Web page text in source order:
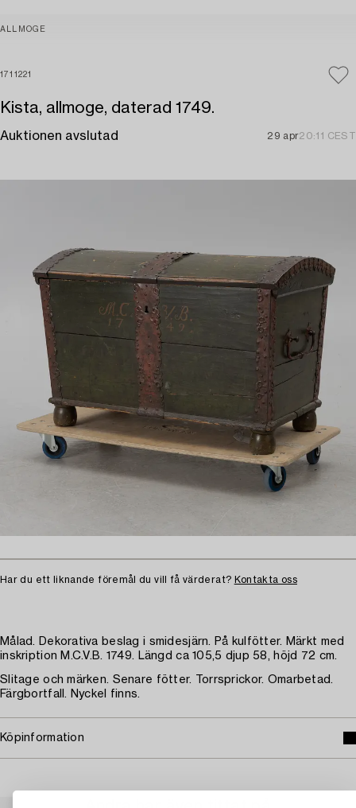
ALLMOGE
1711221
Kista, allmoge, daterad 1749.
Auktionen avslutad 29 apr20:11 CEST
Har du ett liknande föremål du vill få värderat? Kontakta oss
Målad. Dekorativa beslag i smidesjärn. På kulfötter. Märkt med
inskription M.C.V.B. 1749. Längd ca 105,5 djup 58, höjd 72 cm.
Slitage och märken. Senare fötter. Torrsprickor. Omarbetad.
Färgbortfall. Nyckel finns.
Köpinformation